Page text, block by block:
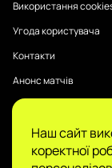
Використання
Угода користувача
Контакти
Анонс матчів
Публікації на
Думки авторів
гарантує
Наш сайт
коректної